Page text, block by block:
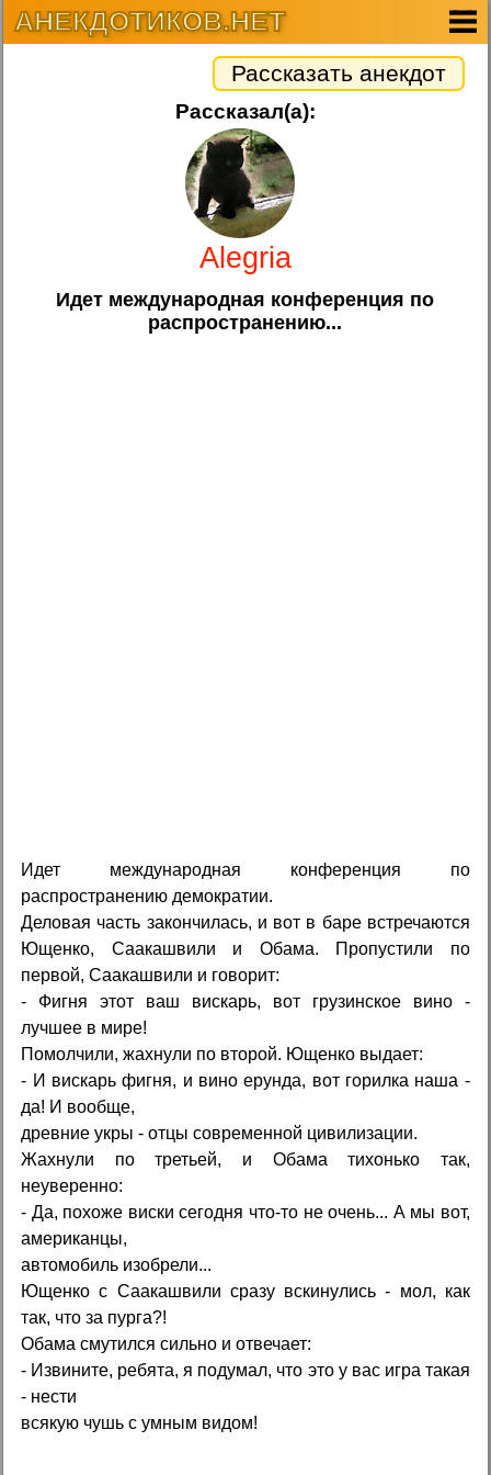
АНЕКДОТИКОВ.НЕТ
Рассказать анекдот
Рассказал(а):
Alegria
Идет международная конференция по
распространению...
Идет международная конференция по
распространению демократии.
Деловая часть закончилась, и вот в баре встречаются
Ющенко, Саакашвили и Обама. Пропустили по
первой, Саакашвили и говорит:
- Фигня этот ваш вискарь, вот грузинское вино -
лучшее в мире!
Помолчили, жахнули по второй. Ющенко выдает:
- И вискарь фигня, и вино ерунда, вот горилка наша -
да! И вообще,
древние укры - отцы современной цивилизации.
Жахнули по третьей, и Обама тихонько так,
неуверенно:
- Да, похоже виски сегодня что-то не очень... А мы вот,
американцы,
автомобиль изобрели...
Ющенко с Саакашвили сразу вскинулись - мол, как
так, что за пурга?!
Обама смутился сильно и отвечает:
- Извините, ребята, я подумал, что это у вас игра такая
- нести
всякую чушь с умным видом!